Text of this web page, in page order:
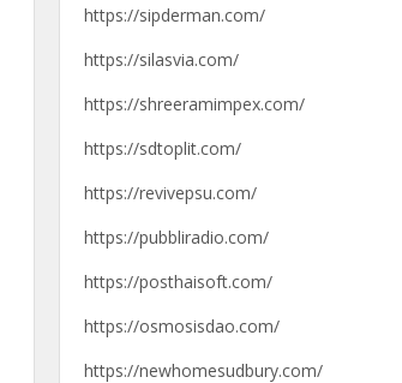
https://sipderman.com/
https://silasvia.com/
https://shreeramimpex.com/
https://sdtoplit.com/
https://revivepsu.com/
https://pubbliradio.com/
https://posthaisoft.com/
https://osmosisdao.com/
https://newhomesudbury.com/